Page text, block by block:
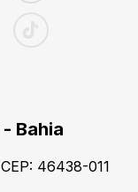
Bahia
46438-011